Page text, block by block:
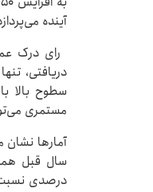
آینده
رای درک
دریافتی،
سطوح بالا
مستمری
درصدی نسبت